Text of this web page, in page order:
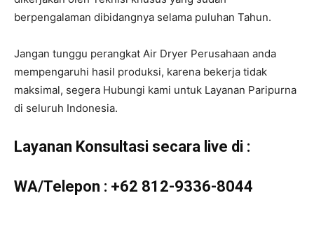
berpengalaman dibidangnya selama puluhan Tahun.
Jangan tunggu perangkat Air Dryer Perusahaan anda
mempengaruhi hasil produksi, karena bekerja tidak
maksimal, segera Hubungi kami untuk Layanan Paripurna
di seluruh Indonesia.
Layanan Konsultasi secara live di :
WA/Telepon : +62 812-9336-8044